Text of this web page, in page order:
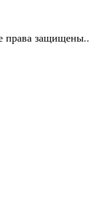
права защищены..